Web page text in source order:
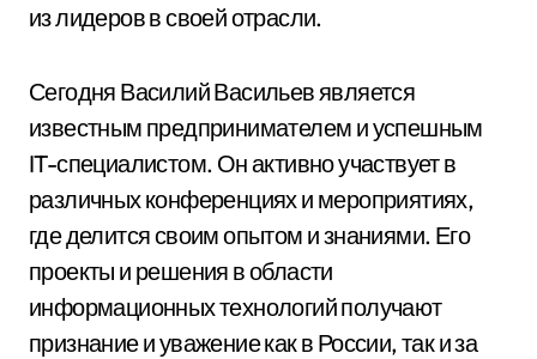
из лидеров в своей отрасли.
Сегодня Василий Васильев является
известным предпринимателем и успешным
IT-специалистом. Он активно участвует в
различных конференциях и мероприятиях,
где делится своим опытом и знаниями. Его
проекты и решения в области
информационных технологий получают
признание и уважение как в России, так и за